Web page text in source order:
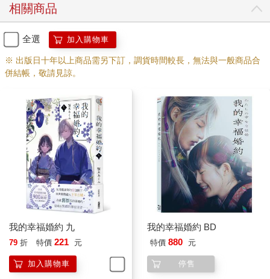
她想相信清霞。相信總是最為自己著想的那個清霞。如果是清霞
的話，必定會想辦法做些什麼。
美世靜靜盯著擱在掌心裡的東西。
是兩人剛相遇時，清霞給她的護身符。美世將它緊緊握在手中。
「那個～時間已經差不多了，再等下去恐怕不太妥當……」
籌備人員帶著尷尬表情，小心翼翼地開口提醒。
婚禮正式開始的時間迫在眼前。真要說的話，美世其實一小時前
就該離開這裡，到準備室裡進行各項準備。是她單方面要求籌備
人員再等一等。
不過，看來已經到極限了。再拖延下去的話，會影響到之後的行
程，也會給負責舉行婚禮的神社相關人員以及前來參加的賓客添
麻煩。
「我現在就過去。」
只要清霞趕在準備時間之內抵達就行了。不過，要是清霞真的未
能現身，美世就必須向眾人致歉。
「好啦，振作一點，要走嘍。」
聽到芙由語氣平淡的鼓勵，美世的臉上終於浮現淺淺微笑。
「是，我們走吧。」
開始，她將成為清霞的妻子。
相關商品
全選 加入購物車
※ 出版日十年以上商品需另下訂，調貨時間較長，無法與一般商品合
併結帳，敬請見諒。
我的幸福婚約 九
79 折 特價 221 元
加入購物車
我的幸福婚約 BD
特價 880 元
停售